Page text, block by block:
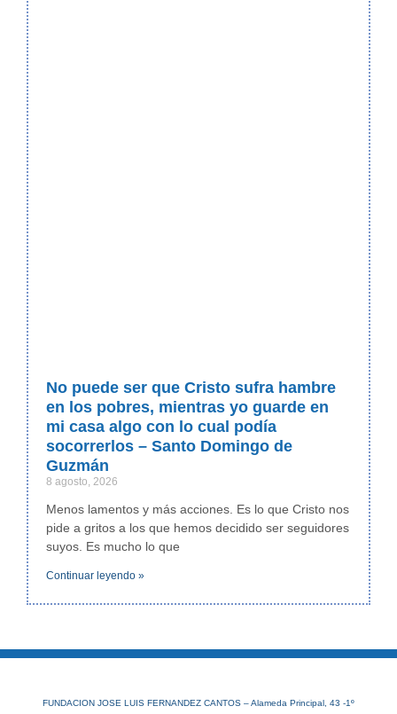
No puede ser que Cristo sufra hambre
en los pobres, mientras yo guarde en
mi casa algo con lo cual podía
socorrerlos – Santo Domingo de
Guzmán
8 agosto, 2026
Menos lamentos y más acciones. Es lo que Cristo nos
pide a gritos a los que hemos decidido ser seguidores
suyos. Es mucho lo que
Continuar leyendo »
FUNDACION JOSE LUIS FERNANDEZ CANTOS – Alameda Principal, 43 -1º